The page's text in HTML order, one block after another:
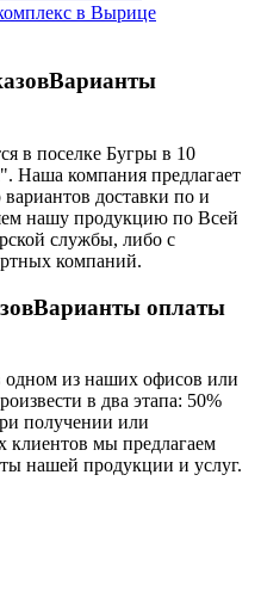
в Вырице
Варианты
в поселке Бугры в 10
Наша компания предлагает
доставки по и
нашу продукцию по Всей
службы, либо с
компаний.
Варианты оплаты
одном из наших офисов или
в два этапа: 50%
получении или
клиентов мы предлагаем
нашей продукции и услуг.